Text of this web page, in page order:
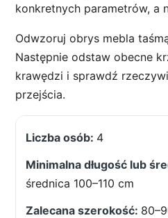
konkretnych parametrów, a
Odwzoruj obrys mebla
Następnie odstaw obecne
krawędzi i sprawdź
przejścia.
4
średnica 100–110 cm